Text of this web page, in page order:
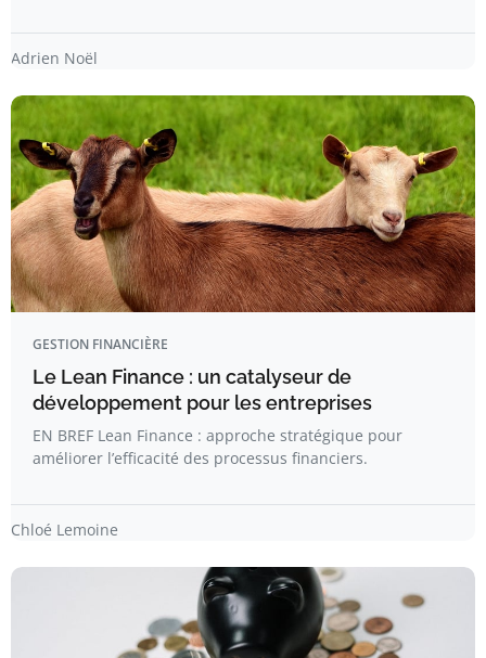
Adrien Noël
GESTION FINANCIÈRE
Le Lean Finance : un catalyseur de
développement pour les entreprises
EN BREF Lean Finance : approche stratégique pour
améliorer l’efficacité des processus financiers.
Chloé Lemoine